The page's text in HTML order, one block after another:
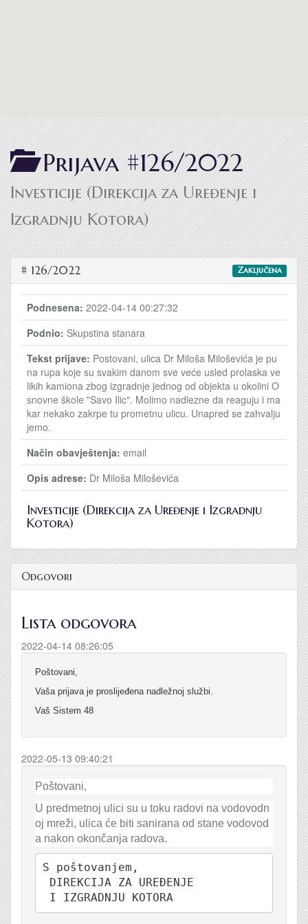
Prijava #126/2022
Investicije (Direkcija za Uređenje i
Izgradnju Kotora)
# 126/2022 Zaključena
Podnesena: 2022-04-14 00:27:32
Podnio: Skupstina stanara
Tekst prijave: Postovani, ulica Dr Miloša Miloševića je pu
na rupa koje su svakim danom sve veće usled prolaska ve
likih kamiona zbog izgradnje jednog od objekta u okolini O
snovne škole "Savo Ilic". Molimo nadlezne da reaguju i ma
kar nekako zakrpe tu prometnu ulicu. Unapred se zahvalju
jemo.
Način obavještenja: email
Opis adrese: Dr Miloša Miloševića
Investicije (Direkcija za Uređenje i Izgradnju
Kotora)
Odgovori
Lista odgovora
2022-04-14 08:26:05
Poštovani,
Vaša prijava je proslijeđena nadležnoj službi.
Vaš Sistem 48
2022-05-13 09:40:21
Poštovani,
U predmetnoj ulici su u toku radovi na vodovodn
oj mreži, ulica će biti sanirana od stane vodovod
a nakon okončanja radova.
S poštovanjem,
I IZGRADNJU KOTORA